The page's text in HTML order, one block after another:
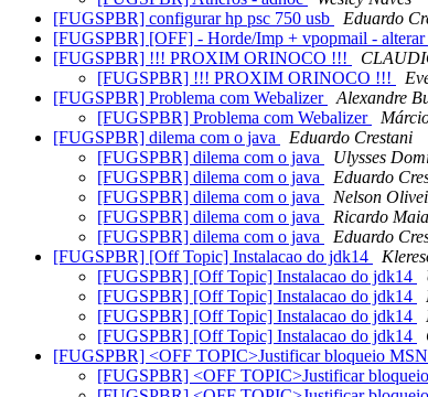
[FUGSPBR] configurar hp psc 750 usb
Eduardo
[FUGSPBR] [OFF] - Horde/Imp + vpopmail - alterar
[FUGSPBR] !!! PROXIM ORINOCO !!!
[FUGSPBR] !!! PROXIM ORINOCO !!!
[FUGSPBR] Problema com Webalizer
Alexandre
[FUGSPBR] Problema com Webalizer
[FUGSPBR] dilema com o java
Eduardo Crestani
[FUGSPBR] dilema com o java
Ulysses
[FUGSPBR] dilema com o java
Eduardo
[FUGSPBR] dilema com o java
Nelson
[FUGSPBR] dilema com o java
Ricardo Maia
[FUGSPBR] dilema com o java
Eduardo
[FUGSPBR] [Off Topic] Instalacao do jdk14
[FUGSPBR] [Off Topic] Instalacao do jdk14
[FUGSPBR] [Off Topic] Instalacao do jdk14
[FUGSPBR] [Off Topic] Instalacao do jdk14
[FUGSPBR] [Off Topic] Instalacao do jdk14
[FUGSPBR] <OFF TOPIC>Justificar bloqueio
[FUGSPBR] <OFF TOPIC>Justificar